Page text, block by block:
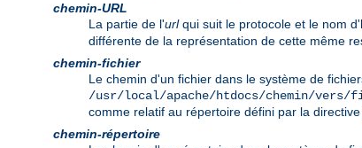
chemin-URL
La partie de l'urlqui suit le protocole et le nom
différente de la représentation de cette même
chemin-fichier
Le chemin d'un fichier dans le système de
/usr/local/apache/htdocs/chemin/vers/
comme relatif au répertoire défini par la directive
chemin-répertoire